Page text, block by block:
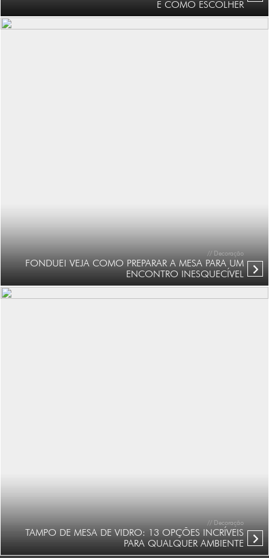
E COMO ESCOLHER
// Decoração
FONDUE! VEJA COMO PREPARAR A MESA PARA UM
ENCONTRO INESQUECÍVEL
// Decoração
TAMPO DE MESA DE VIDRO: 13 OPÇÕES INCRÍVEIS
PARA QUALQUER AMBIENTE